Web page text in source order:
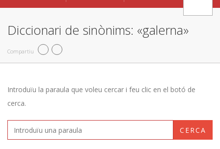
Diccionari de sinònims: «galerna»
Compartiu
Introduïu la paraula que voleu cercar i feu clic en el botó de
cerca.
CERCA